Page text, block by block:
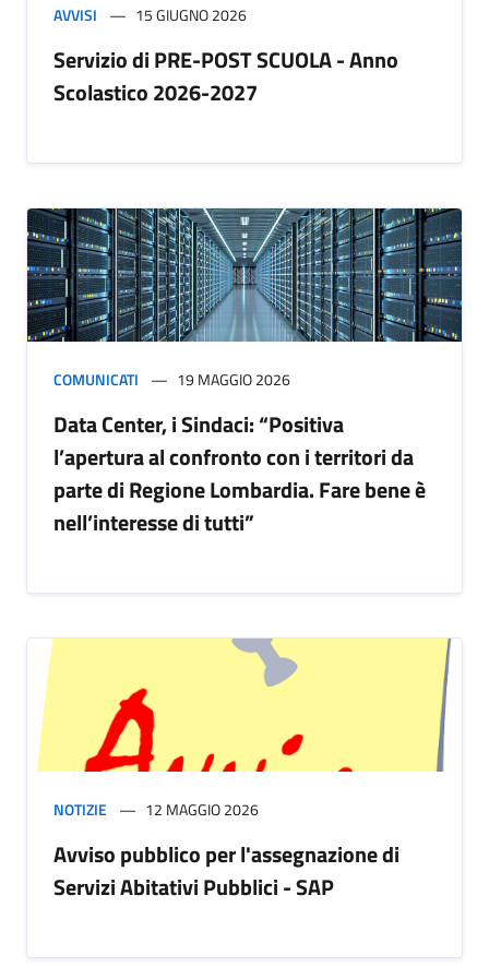
AVVISI 15 GIUGNO 2026
Servizio di PRE-POST SCUOLA - Anno
Scolastico 2026-2027
COMUNICATI 19 MAGGIO 2026
Data Center, i Sindaci: “Positiva
l’apertura al confronto con i territori da
parte di Regione Lombardia. Fare bene è
nell’interesse di tutti”
NOTIZIE 12 MAGGIO 2026
Avviso pubblico per l'assegnazione di
Servizi Abitativi Pubblici - SAP